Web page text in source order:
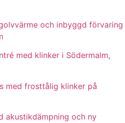
och inbyggd förvaring
med klinker i Södermalm,
med frosttålig klinker på
akustikdämpning och ny